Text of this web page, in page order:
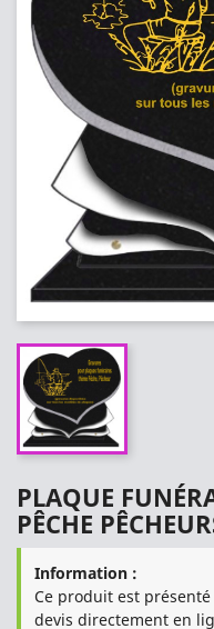
PLAQUE
PÊCHE
Information :
Ce produit est
devis directement en